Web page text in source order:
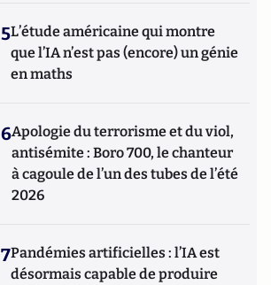
5L’étude américaine qui montre
que l’IA n’est pas (encore) un génie
en maths
6Apologie du terrorisme et du viol,
antisémite : Boro 700, le chanteur
à cagoule de l’un des tubes de l’été
2026
7Pandémies artificielles : l’IA est
désormais capable de produire